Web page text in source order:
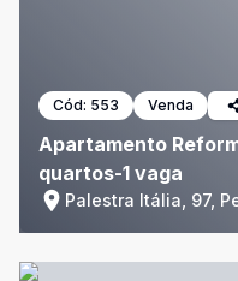
Cód: 553 Venda
Apartamento
quartos-1 vaga
Palestra Itália, 97,